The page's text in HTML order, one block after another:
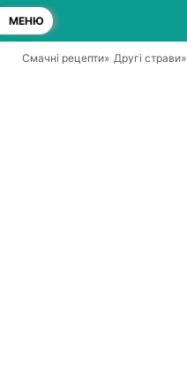
МЕНЮ
Смачні рецепти» Другі страви»